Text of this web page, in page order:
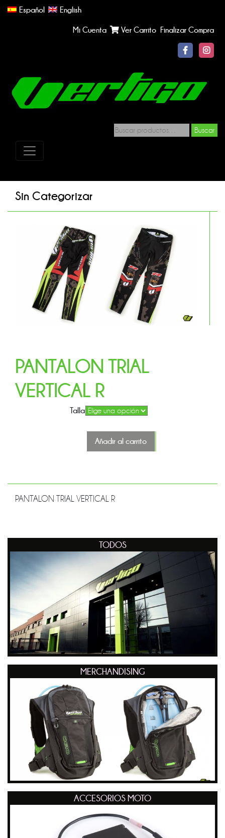
Español English
Mi Cuenta Ver Carrito Finalizar Compra
Buscar
TODOS
MERCHANDISING
ACCESORIOS MOTO
Sin Categorizar
PANTALON TRIAL
VERTICAL R
Talla
Añadir al carrito
PANTALON TRIAL VERTICAL R